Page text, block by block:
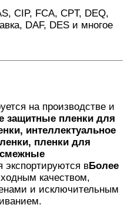
CIP, FCA, CPT, DEQ,
DAF, DES и многое
на производстве и
защитные пленки для
интеллектуальное
пленки для
вБолее
качеством,
и исключительным